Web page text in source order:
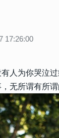
17:26:00
人为你哭泣
无所谓有所谓